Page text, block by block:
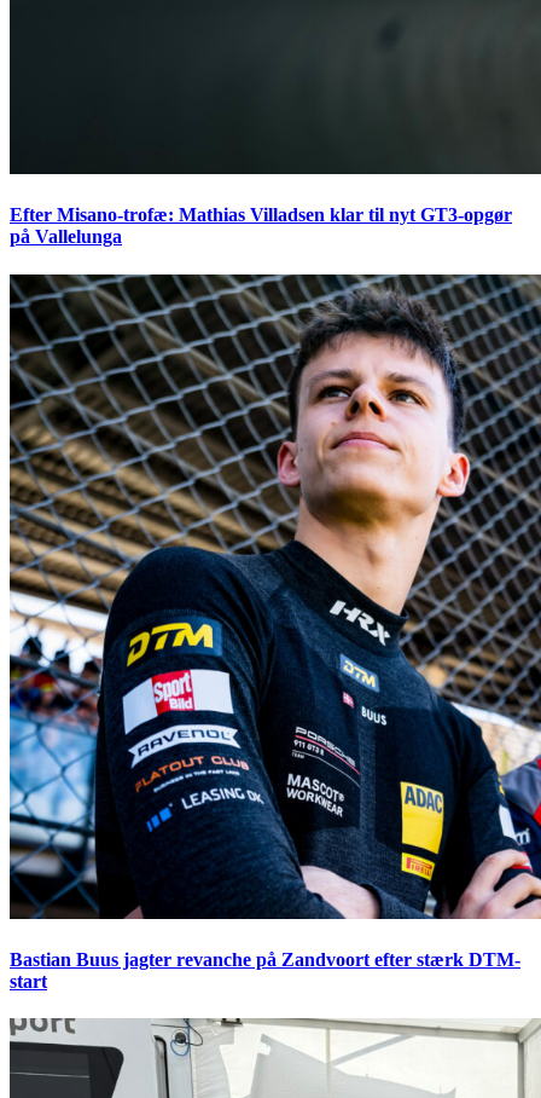
Efter Misano-trofæ: Mathias Villadsen klar til nyt GT3-opgør
på Vallelunga
Bastian Buus jagter revanche på Zandvoort efter stærk DTM-
start